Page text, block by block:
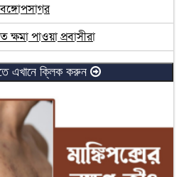
বঙ্গোপসাগর
পাওয়া প্রবাসীরা
শুরু
মহিলা পরিষদের উদ্বেগ
পেয়েছি : প্রেস সেক্রেটারি
এখানে ক্লিক করুন